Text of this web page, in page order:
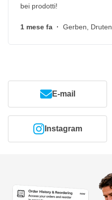
bei prodotti!
1 mese fa · Gerben, Druten
E-mail
Instagram